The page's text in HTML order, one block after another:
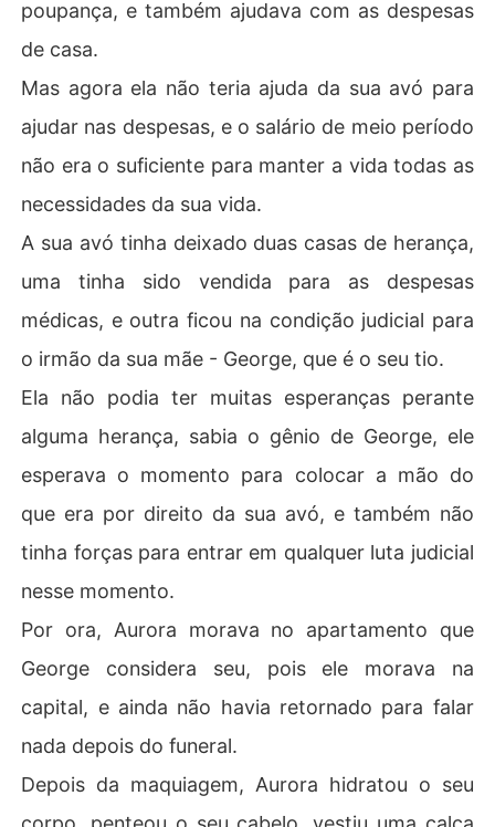
poupança, e também ajudava com as despesas
de casa.
Mas agora ela não teria ajuda da sua avó para
ajudar nas despesas, e o salário de meio período
não era o suficiente para manter a vida todas as
necessidades da sua vida.
A sua avó tinha deixado duas casas de herança,
uma tinha sido vendida para as despesas
médicas, e outra ficou na condição judicial para
o irmão da sua mãe - George, que é o seu tio.
Ela não podia ter muitas esperanças perante
alguma herança, sabia o gênio de George, ele
esperava o momento para colocar a mão do
que era por direito da sua avó, e também não
tinha forças para entrar em qualquer luta judicial
nesse momento.
Por ora, Aurora morava no apartamento que
George considera seu, pois ele morava na
capital, e ainda não havia retornado para falar
nada depois do funeral.
Depois da maquiagem, Aurora hidratou o seu